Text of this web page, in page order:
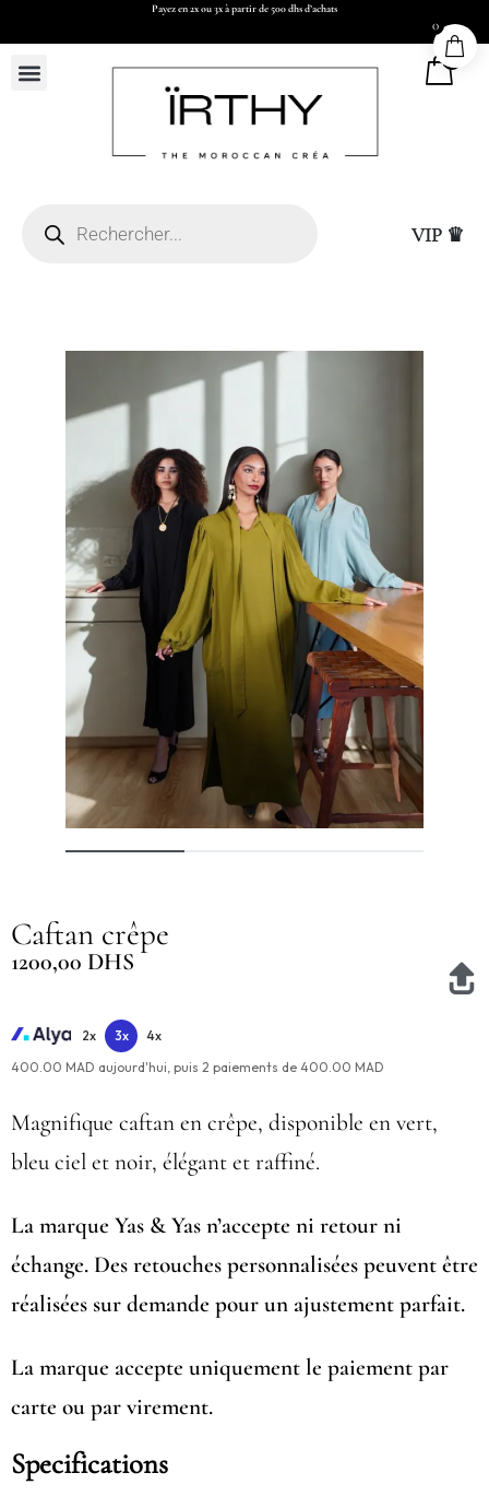
Payez en 2x ou 3x à partir de 500 dhs d’achats
0
VIP ♛
Caftan crêpe
1200,00 DHS
2x 3x
4x
400.00 MAD aujourd'hui, puis 2 paiements de 400.00 MAD
Magnifique caftan en crêpe, disponible en vert,
bleu ciel et noir, élégant et raffiné.
La marque Yas & Yas n’accepte ni retour ni
échange. Des retouches personnalisées peuvent être
réalisées sur demande pour un ajustement parfait.
La marque accepte uniquement le paiement par
carte ou par virement.
Specifications
0
15,00DHS